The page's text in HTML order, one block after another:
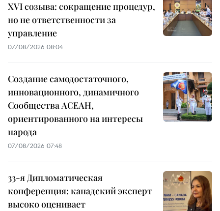
XVI созыва: сокращение процедур,
но не ответственности за
управление
07/08/2026 08:04
Создание самодостаточного,
инновационного, динамичного
Сообщества АСЕАН,
ориентированного на интересы
народа
07/08/2026 07:48
33-я Дипломатическая
конференция: канадский эксперт
высоко оценивает